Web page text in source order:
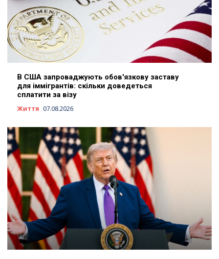
В США запроваджують обов'язкову заставу
для іммігрантів: скільки доведеться
сплатити за візу
Життя 07.08.2026